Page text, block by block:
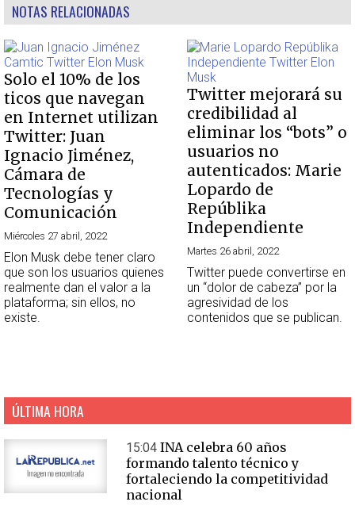
NOTAS RELACIONADAS
Solo el 10% de los
ticos que navegan
en Internet utilizan
Twitter: Juan
Ignacio Jiménez,
Cámara de
Tecnologías y
Comunicación
Miércoles 27 abril, 2022
Elon Musk debe tener claro
que son los usuarios quienes
realmente dan el valor a la
plataforma; sin ellos, no
existe.
Twitter mejorará su
credibilidad al
eliminar los “bots” o
usuarios no
autenticados: Marie
Lopardo de
Repúblika
Independiente
Martes 26 abril, 2022
Twitter puede convertirse en
un “dolor de cabeza” por la
agresividad de los
contenidos que se publican.
ÚLTIMA HORA
15:04 INA celebra 60 años
formando talento técnico y
fortaleciendo la competitividad
nacional